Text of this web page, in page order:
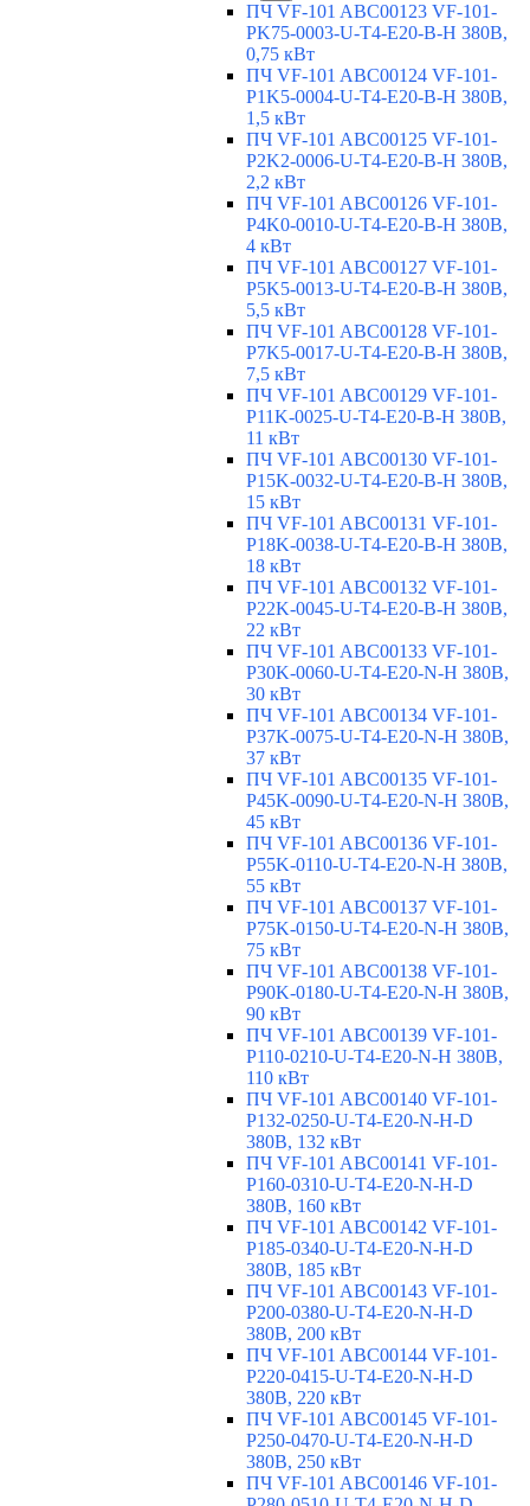
ПЧ VF-101 ABC00123 VF-101-
PK75-0003-U-T4-E20-B-H 380В,
0,75 кВт
ПЧ VF-101 ABC00124 VF-101-
P1K5-0004-U-T4-E20-B-H 380В,
1,5 кВт
ПЧ VF-101 ABC00125 VF-101-
P2K2-0006-U-T4-E20-B-H 380В,
2,2 кВт
ПЧ VF-101 ABC00126 VF-101-
P4K0-0010-U-T4-E20-B-H 380В,
4 кВт
ПЧ VF-101 ABC00127 VF-101-
P5K5-0013-U-T4-E20-B-H 380В,
5,5 кВт
ПЧ VF-101 ABC00128 VF-101-
P7K5-0017-U-T4-E20-B-H 380В,
7,5 кВт
ПЧ VF-101 ABC00129 VF-101-
P11K-0025-U-T4-E20-B-H 380В,
11 кВт
ПЧ VF-101 ABC00130 VF-101-
P15K-0032-U-T4-E20-B-H 380В,
15 кВт
ПЧ VF-101 ABC00131 VF-101-
P18K-0038-U-T4-E20-B-H 380В,
18 кВт
ПЧ VF-101 ABC00132 VF-101-
P22K-0045-U-T4-E20-B-H 380В,
22 кВт
ПЧ VF-101 ABC00133 VF-101-
P30K-0060-U-T4-E20-N-H 380В,
30 кВт
ПЧ VF-101 ABC00134 VF-101-
P37K-0075-U-T4-E20-N-H 380В,
37 кВт
ПЧ VF-101 ABC00135 VF-101-
P45K-0090-U-T4-E20-N-H 380В,
45 кВт
ПЧ VF-101 ABC00136 VF-101-
P55K-0110-U-T4-E20-N-H 380В,
55 кВт
ПЧ VF-101 ABC00137 VF-101-
P75K-0150-U-T4-E20-N-H 380В,
75 кВт
ПЧ VF-101 ABC00138 VF-101-
P90K-0180-U-T4-E20-N-H 380В,
90 кВт
ПЧ VF-101 ABC00139 VF-101-
P110-0210-U-T4-E20-N-H 380В,
110 кВт
ПЧ VF-101 ABC00140 VF-101-
P132-0250-U-T4-E20-N-H-D
380В, 132 кВт
ПЧ VF-101 ABC00141 VF-101-
P160-0310-U-T4-E20-N-H-D
380В, 160 кВт
ПЧ VF-101 ABC00142 VF-101-
P185-0340-U-T4-E20-N-H-D
380В, 185 кВт
ПЧ VF-101 ABC00143 VF-101-
P200-0380-U-T4-E20-N-H-D
380В, 200 кВт
ПЧ VF-101 ABC00144 VF-101-
P220-0415-U-T4-E20-N-H-D
380В, 220 кВт
ПЧ VF-101 ABC00145 VF-101-
P250-0470-U-T4-E20-N-H-D
380В, 250 кВт
ПЧ VF-101 ABC00146 VF-101-